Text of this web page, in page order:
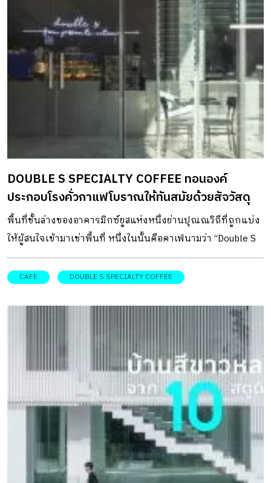
DOUBLE S SPECIALTY COFFEE ทอนองค์
ประกอบโรงคั่วกาแฟโบราณให้ทันสมัยด้วยสัจวัสดุ
พื้นที่ชั้นล่างของอาคารมิกซ์ยูสแห่งหนึ่งย่านปุณณวิถีที่ถูกแบ่ง
ให้ผู้สนใจเข้ามาเช่าพื้นที่ หนึ่งในนั้นคือคาเฟ่นามว่า “Double S
Specialty Coffee” คาเฟ่ปุณณวิถี ในกล่องใสคลีนสะอาดตา
ดึงดูดความสนใจตั้งแต่แรกเห็น โดยทั้งหมดเป็นฝีมือการ
บริบทของพื้นที่ตั้ง ซึ่งเป็นห้องเเบ่งเช่าที่อยู่ในอาคาร พร้อมกับ
ขนาดพื้นที่ที่เล็กเพียง 35 ตารางเมตร ทำให้ยากต่อการออก
แบบสเปซ ดังนั้นจึงเลือกที่จะออกแบบให้ คาเฟ่ปุณณวิถี แห่งนี้
มีความโปร่งโล่งที่สุด ทั้งยังต้องการให้คนสามารถมองเห็น
บรรยากาศภายในร้านเเละชักชวนให้ลูกค้าอยากเข้ามา จึง
ตกแต่งพื้นที่เพื่อกระตุ้นให้เกิดการเปลี่ยนผ่านทางความรู้สึก
โดยการเลือกใช้วัสดุที่ช่วยสร้างความน่าสนใจให้กับพื้นที่ในเเต่
ละฟังก์ชันแทน” จากข้อจำกัดของพื้นที่สถาปนิกเลือกที่จะไม่
แตะโครงสร้างของอาคาร แล้วสร้างเลเยอร์ซ้อนอีกชั้นด้านใน
ด้วยแผงฟาซาดแบบบานเกล็ดใส ซึ่งได้แรงบันดาลใจมาจาก
CAFE DOUBLE S SPECIALTY COFFEE